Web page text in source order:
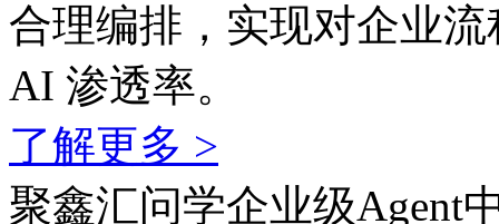
合理编排，实现对企业
AI 渗透率。
了解更多 >
聚鑫汇问学企业级Agent